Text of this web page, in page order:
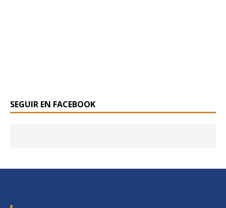
SEGUIR EN FACEBOOK